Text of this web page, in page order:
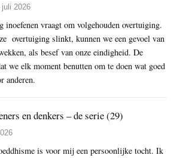
2026
inoefenen vraagt om volgehouden overtuiging.
overtuiging slinkt, kunnen we een gevoel van
als besef van onze eindigheid. De
we elk moment benutten om te doen wat goed
anderen.
en denkers – de serie (29)
is voor mij een persoonlijke tocht. Ik